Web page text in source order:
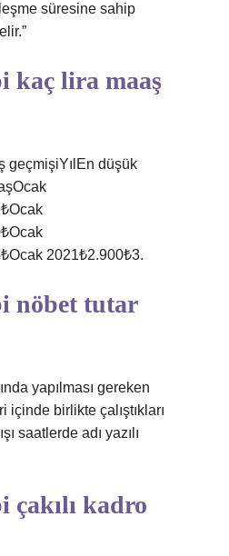
süresine sahip
kaç lira maaş
geçmişiYılEn düşük
2021₺2.900₺3.
nöbet tutar
yapılması gereken
içinde birlikte çalıştıkları
saatlerde adı yazılı
çakılı kadro